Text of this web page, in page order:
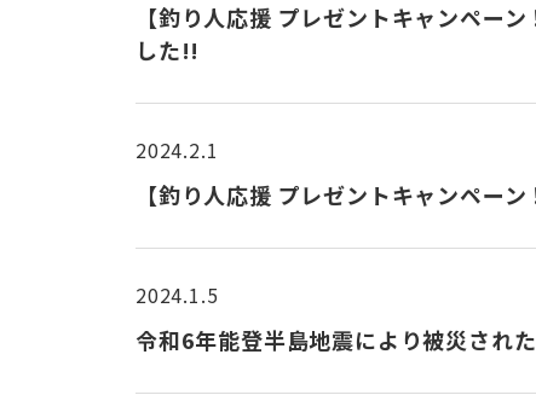
【釣り人応援 プレゼントキャンペー
した!!
2024.2.1
【釣り人応援 プレゼントキャンペ
2024.1.5
令和6年能登半島地震により被災され